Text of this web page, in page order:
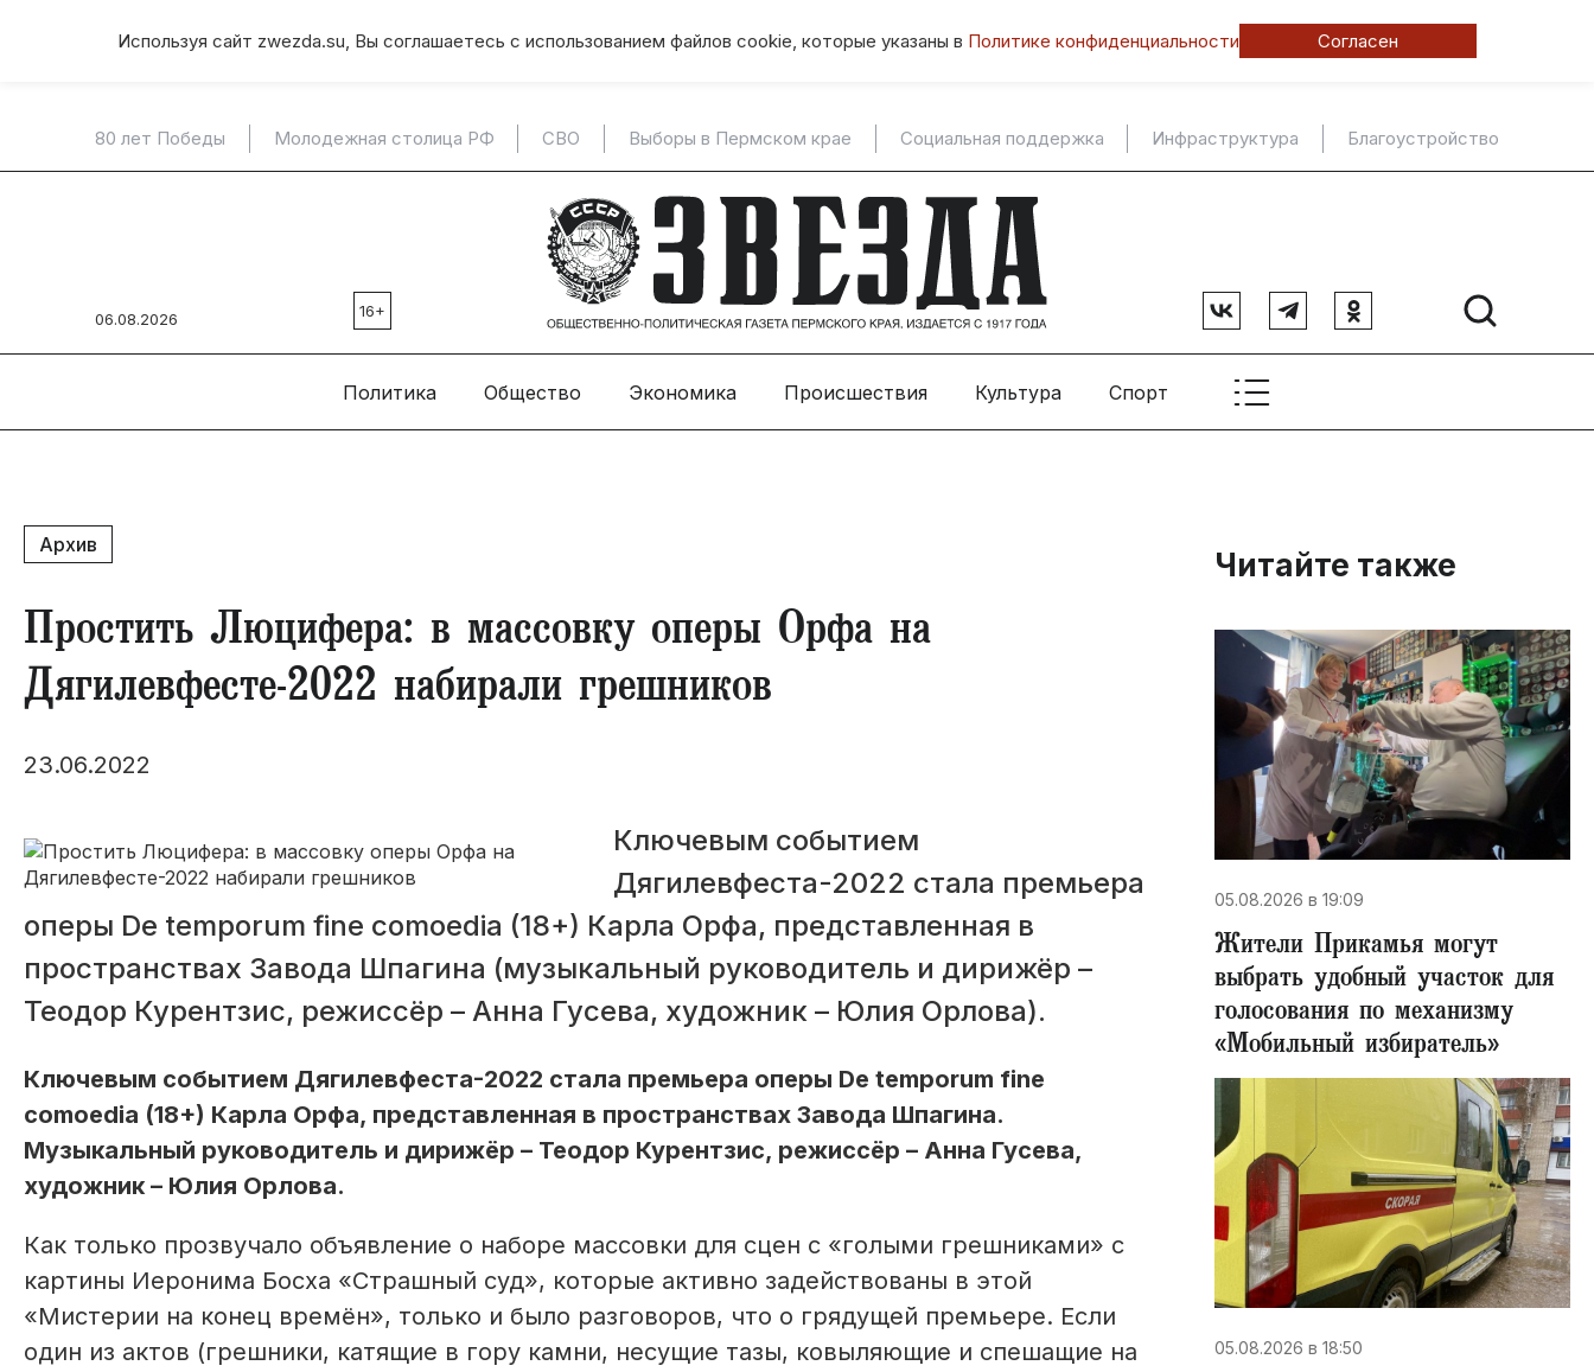
Используя сайт zwezda.su, Вы соглашаетесь с использованием файлов cookie, которые указаны в Политике конфиденциальности Согласен
80 лет Победы Молодежная столица РФ СВО Выборы в Пермском крае Социальная поддержка Инфраструктура Благоустройство
06.08.2026 16+
Политика Общество Экономика Происшествия Культура Спорт
Архив
Простить Люцифера: в массовку оперы Орфа на
Дягилевфесте-2022 набирали грешников
23.06.2022
Ключевым событием
Дягилевфеста-2022 стала премьера
оперы De temporum fine comoedia (18+) Карла Орфа, представленная в
пространствах Завода Шпагина (музыкальный руководитель и дирижёр –
Теодор Курентзис, режиссёр – Анна Гусева, художник – Юлия Орлова).
Ключевым событием Дягилевфеста-2022 стала премьера оперы De temporum fine
comoedia (18+) Карла Орфа, представленная в пространствах Завода Шпагина.
Музыкальный руководитель и дирижёр – Теодор Курентзис, режиссёр – Анна Гусева,
художник – Юлия Орлова.
Как только прозвучало объявление о наборе массовки для сцен с «голыми грешниками» с
картины Иеронима Босха «Страшный суд», которые активно задействованы в этой
«Мистерии на конец времён», только и было разговоров, что о грядущей премьере. Если
один из актов (грешники, катящие в гору камни, несущие тазы, ковыляющие и спешащие на
Читайте также
05.08.2026 в 19:09
Жители Прикамья могут
выбрать удобный участок для
голосования по механизму
«Мобильный избиратель»
05.08.2026 в 18:50